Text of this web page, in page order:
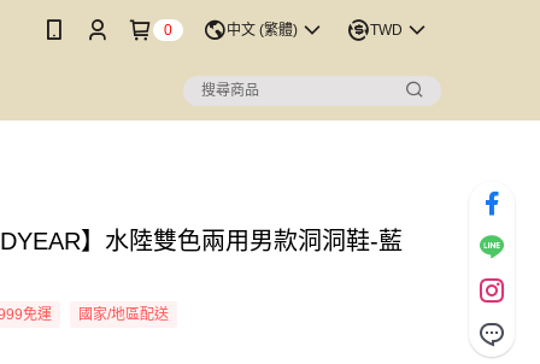
0 中文 (繁體) TWD
】水陸雙色兩用男款洞洞鞋-藍
免運 國家/地區配送